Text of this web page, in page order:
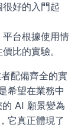
好的入門起
平台根據使用情
比的實驗。
配備齊全的實
希望在業務中
AI 願景變為
它真正體現了